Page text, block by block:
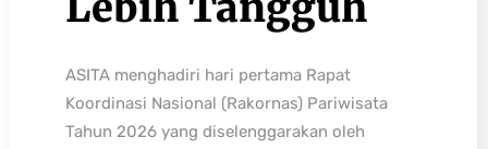
ASITA menghadiri hari pertama Rapat
Koordinasi Nasional (Rakornas) Pariwisata
Tahun 2026 yang diselenggarakan oleh